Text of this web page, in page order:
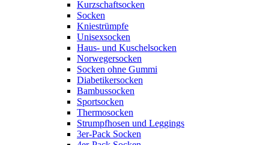
Kurzschaftsocken
Socken
Kniestrümpfe
Unisexsocken
Haus- und Kuschelsocken
Norwegersocken
Socken ohne Gummi
Diabetikersocken
Bambussocken
Sportsocken
Thermosocken
Strumpfhosen und Leggings
3er-Pack Socken